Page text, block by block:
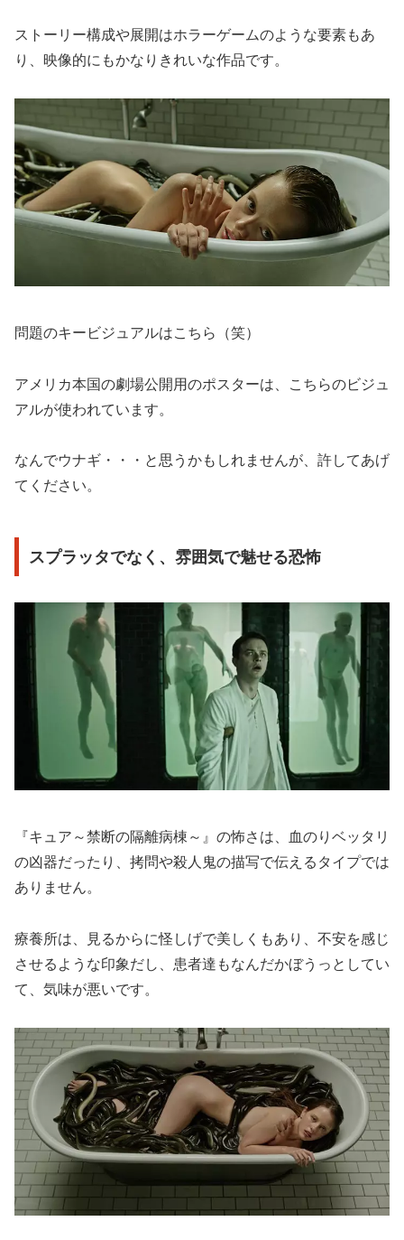
ストーリー構成や展開はホラーゲームのような要素もあ
り、映像的にもかなりきれいな作品です。
問題のキービジュアルはこちら（笑）
アメリカ本国の劇場公開用のポスターは、こちらのビジュ
アルが使われています。
なんでウナギ・・・と思うかもしれませんが、許してあげ
てください。
スプラッタでなく、雰囲気で魅せる恐怖
『キュア～禁断の隔離病棟～』の怖さは、血のりベッタリ
の凶器だったり、拷問や殺人鬼の描写で伝えるタイプでは
ありません。
療養所は、見るからに怪しげで美しくもあり、不安を感じ
させるような印象だし、患者達もなんだかぼうっとしてい
て、気味が悪いです。